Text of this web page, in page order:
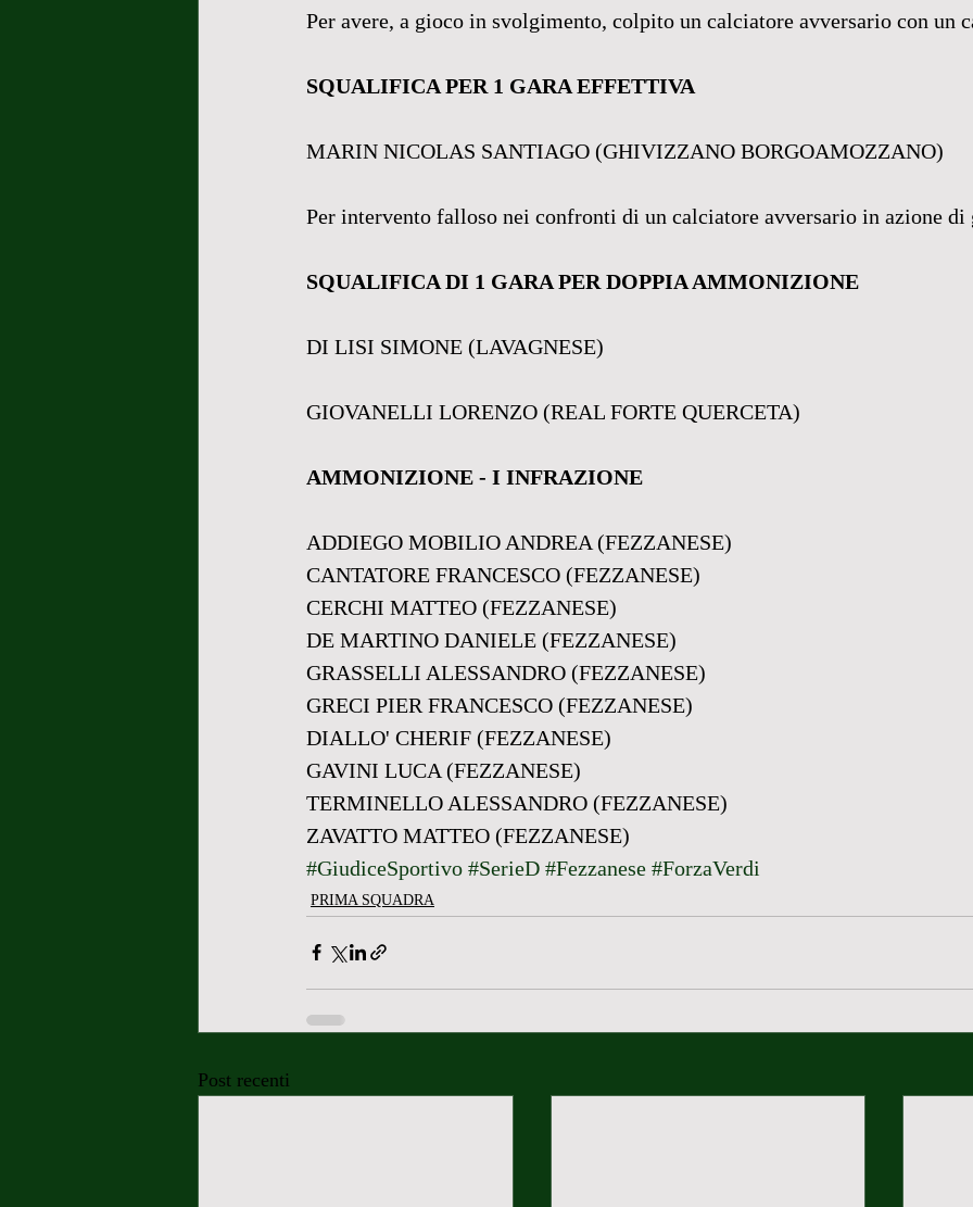
Per avere, a gioco in svolgimento, colpito un calciatore avversario con un
SQUALIFICA PER 1 GARA EFFETTIVA
MARIN NICOLAS SANTIAGO (GHIVIZZANO BORGOAMOZZANO)
Per intervento falloso nei confronti di un calciatore avversario in azione di
SQUALIFICA DI 1 GARA PER DOPPIA AMMONIZIONE
DI LISI SIMONE (LAVAGNESE)
GIOVANELLI LORENZO (REAL FORTE QUERCETA)
AMMONIZIONE - I INFRAZIONE
ADDIEGO MOBILIO ANDREA (FEZZANESE)
CANTATORE FRANCESCO (FEZZANESE)
CERCHI MATTEO (FEZZANESE)
DE MARTINO DANIELE (FEZZANESE)
GRASSELLI ALESSANDRO (FEZZANESE)
GRECI PIER FRANCESCO (FEZZANESE)
DIALLO' CHERIF (FEZZANESE)
GAVINI LUCA (FEZZANESE)
TERMINELLO ALESSANDRO (FEZZANESE)
ZAVATTO MATTEO (FEZZANESE)
#GiudiceSportivo #SerieD #Fezzanese #ForzaVerdi
PRIMA SQUADRA
Post recenti